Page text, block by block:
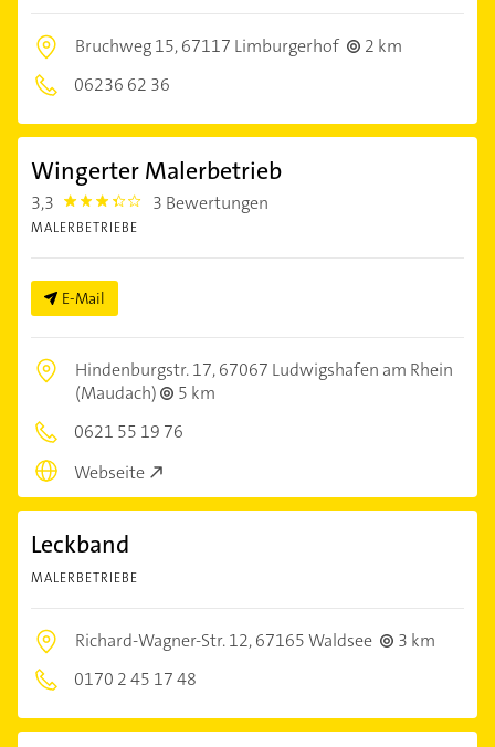
Bruchweg 15,67117 Limburgerhof
2 km
06236 62 36
Wingerter Malerbetrieb
3,3 3.3 3 Bewertungen
MALERBETRIEBE
E-Mail
Hindenburgstr. 17,67067 Ludwigshafen am Rhein
(Maudach)
5 km
0621 55 19 76
Webseite
Leckband
MALERBETRIEBE
Richard-Wagner-Str. 12,67165 Waldsee
3 km
0170 2 45 17 48